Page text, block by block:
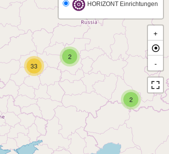
2
2
33
HORIZONT Einrichtungen
+
-